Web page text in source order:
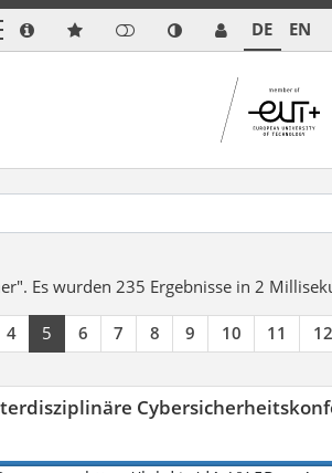
DE EN
Es wurden 235 Ergebnisse in 2
4 5 6 7 8 9 10 11 12